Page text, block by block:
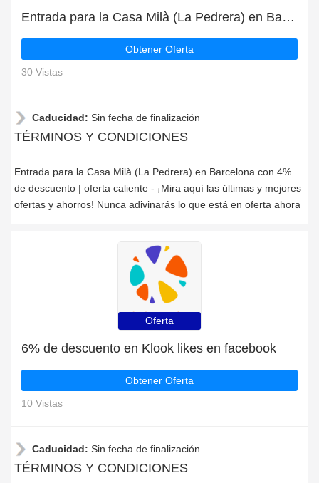
Entrada para la Casa Milà (La Pedrera) en Barcelona con 4% de descuento | oferta caliente
Obtener Oferta
30 Vistas
Caducidad: Sin fecha de finalización
TÉRMINOS Y CONDICIONES
Entrada para la Casa Milà (La Pedrera) en Barcelona con 4%
de descuento | oferta caliente - ¡Mira aquí las últimas y mejores
ofertas y ahorros! Nunca adivinarás lo que está en oferta ahora
Oferta
6% de descuento en Klook likes en facebook
Obtener Oferta
10 Vistas
Caducidad: Sin fecha de finalización
TÉRMINOS Y CONDICIONES